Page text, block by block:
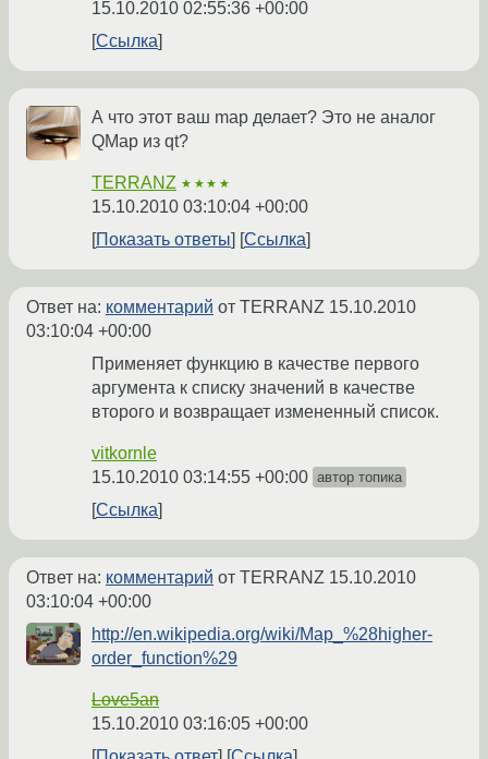
15.10.2010 02:55:36 +00:00
Ссылка
А что этот ваш map делает? Это не аналог
QMap из qt?
TERRANZ ★★★★
15.10.2010 03:10:04 +00:00
Показать ответы
Ссылка
Ответ на: комментарий от TERRANZ 15.10.2010
03:10:04 +00:00
Применяет функцию в качестве первого
аргумента к списку значений в качестве
второго и возвращает измененный список.
vitkornle
15.10.2010 03:14:55 +00:00 автор топика
Ссылка
Ответ на: комментарий от TERRANZ 15.10.2010
03:10:04 +00:00
http://en.wikipedia.org/wiki/Map_%28higher-
order_function%29
Love5an
15.10.2010 03:16:05 +00:00